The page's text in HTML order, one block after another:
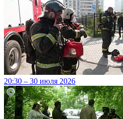
20:30 – 30 июля 2026